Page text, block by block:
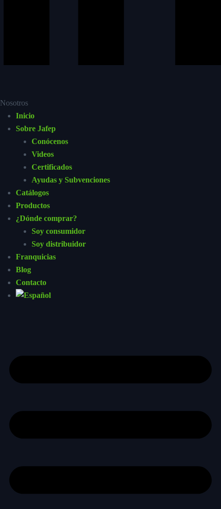
Nosotros
Inicio
Sobre Jafep
Conócenos
Videos
Certificados
Ayudas y Subvenciones
Catálogos
Productos
¿Dónde comprar?
Soy consumidor
Soy distribuidor
Franquicias
Blog
Contacto